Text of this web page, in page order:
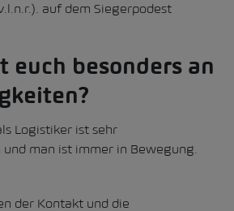
auf dem Siegerpodest
euch besonders an
Logistiker ist sehr
man ist immer in Bewegung.
der Kontakt und die